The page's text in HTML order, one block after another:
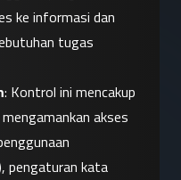
ke informasi dan
tugas
: Kontrol ini mencakup
akses
pengaturan kata